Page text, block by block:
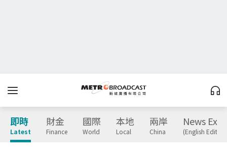
即時
Latest
財金
Finance
國際
World
本地
Local
兩岸
China
News
(English